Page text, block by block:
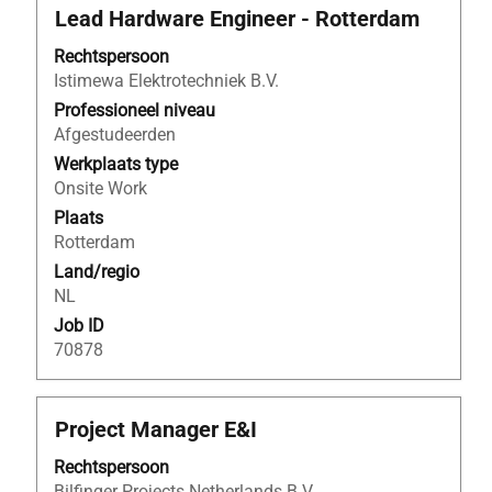
Titel
Lead Hardware Engineer - Rotterdam
Rechtspersoon
Istimewa Elektrotechniek B.V.
Professioneel niveau
Afgestudeerden
Werkplaats type
Onsite Work
Plaats
Rotterdam
Land/regio
NL
Job ID
70878
Selecteer
spatiebalk
om
de
volledige
inhoud
van
de
functiegegevens
weer
te
geven.
Titel
Project Manager E&I
Rechtspersoon
Selecteer
deze
spatiebalk